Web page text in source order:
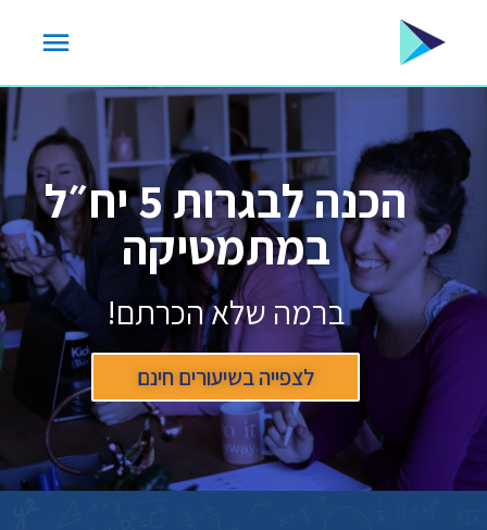
הכנה לבגרות 5 יח״ל
במתמטיקה
ברמה שלא הכרתם!
לצפייה בשיעורים חינם